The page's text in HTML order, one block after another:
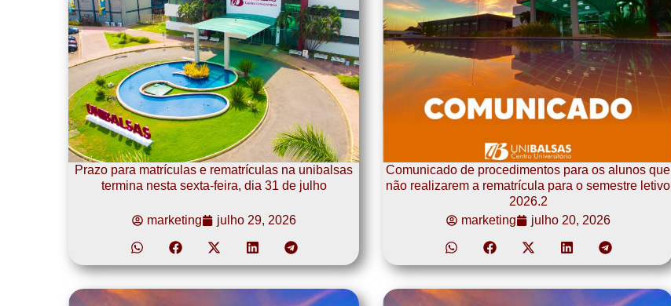
Prazo para matrículas e rematrículas na unibalsas
termina nesta sexta-feira, dia 31 de julho
marketing julho 29, 2026
Comunicado de procedimentos para os alunos que
não realizarem a rematrícula para o semestre letivo
2026.2
marketing
julho 20, 2026